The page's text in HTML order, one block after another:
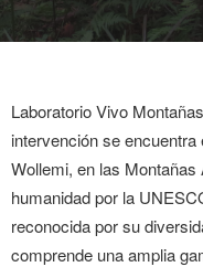
Laboratorio Vivo
intervención se
Wollemi, en las
humanidad por la
reconocida por su
comprende una amplia